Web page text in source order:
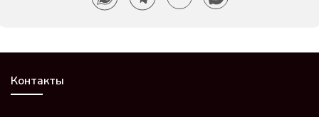
Контакты